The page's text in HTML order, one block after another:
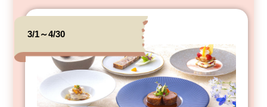
3/1～4/30